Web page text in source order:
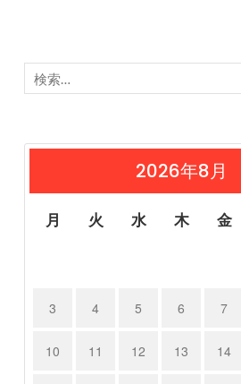
2026年8月
月 火 水 木 金
3 4 5 6 7
10 11 12 13 14